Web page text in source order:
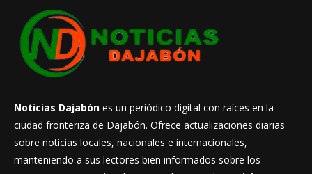
Noticias Dajabón es un periódico digital con raíces en la
ciudad fronteriza de Dajabón. Ofrece actualizaciones diarias
sobre noticias locales, nacionales e internacionales,
manteniendo a sus lectores bien informados sobre los